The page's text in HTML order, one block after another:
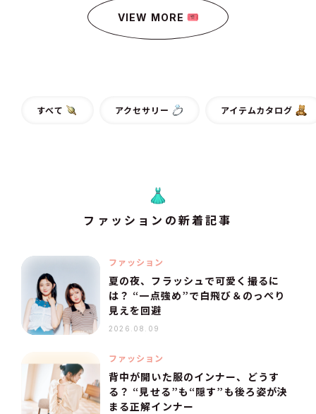
VIEW MORE
すべて アクセサリー アイテムカタログ
ファッションの新着記事
ファッション
夏の夜、フラッシュで可愛く撮るに
は？ “一点強め”で白飛び＆のっぺり
見えを回避
2026.08.09
ファッション
背中が開いた服のインナー、どうす
る？ “見せる”も“隠す”も後ろ姿が決
まる正解インナー